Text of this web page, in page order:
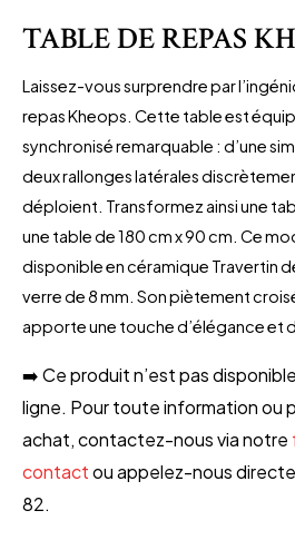
TABLE DE REPAS
Laissez-vous surprendre par
repas Kheops. Cette table est
synchronisé remarquable : d’une
deux rallonges latérales
déploient. Transformez ainsi une
une table de 180 cm x 90 cm. Ce
disponible en céramique Travertin
verre de 8 mm. Son piètement
apporte une touche d’élégance et
➡️ Ce produit n’est pas
ligne. Pour toute information ou
achat, contactez-nous via notre
contactou appelez-nous
82.